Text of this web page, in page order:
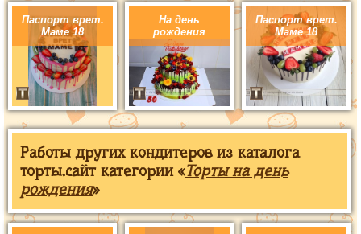
Паспорт врет.
Маме 18
На день
рождения
Паспорт врет.
Маме 18
Работы других кондитеров из каталога
торты.сайт категории «Торты на день
рождения»